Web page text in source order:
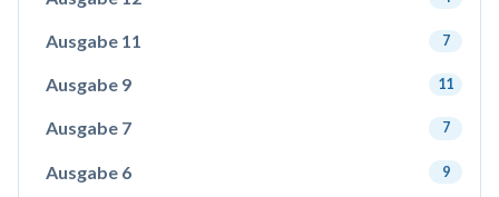
Ausgabe 11 7
Ausgabe 9 11
Ausgabe 7 7
Ausgabe 6 9